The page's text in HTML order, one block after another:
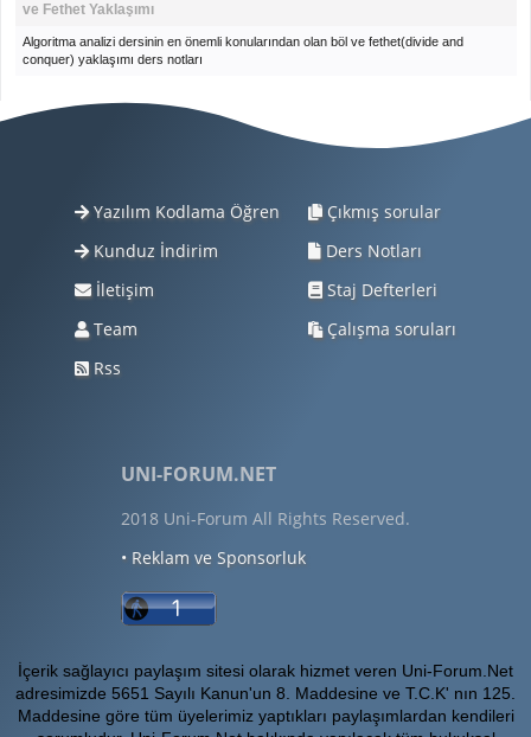
ve Fethet Yaklaşımı
Algoritma analizi dersinin en önemli konularından olan böl ve fethet(divide and
conquer) yaklaşımı ders notları
Yazılım Kodlama Öğren
Kunduz İndirim
İletişim
Team
Rss
Çıkmış sorular
Ders Notları
Staj Defterleri
Çalışma soruları
UNI-FORUM.NET
2018 Uni-Forum All Rights Reserved.
• Reklam ve Sponsorluk
İçerik sağlayıcı paylaşım sitesi olarak hizmet veren Uni-Forum.Net
adresimizde 5651 Sayılı Kanun'un 8. Maddesine ve T.C.K' nın 125.
Maddesine göre tüm üyelerimiz yaptıkları paylaşımlardan kendileri